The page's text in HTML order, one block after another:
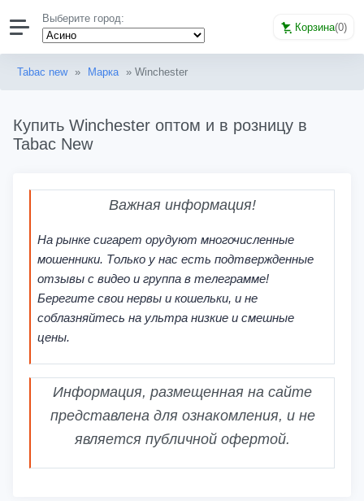
Выберите город:
Корзина(0)
Tabac new » Марка » Winchester
Купить Winchester оптом и в розницу в
Tabac New
Важная информация!
На рынке сигарет орудуют многочисленные
мошенники. Только у нас есть подтвержденные
отзывы с видео и группа в телеграмме!
Берегите свои нервы и кошельки, и не
соблазняйтесь на ультра низкие и смешные
цены.
Информация, размещенная на сайте
представлена для ознакомления, и не
является публичной офертой.